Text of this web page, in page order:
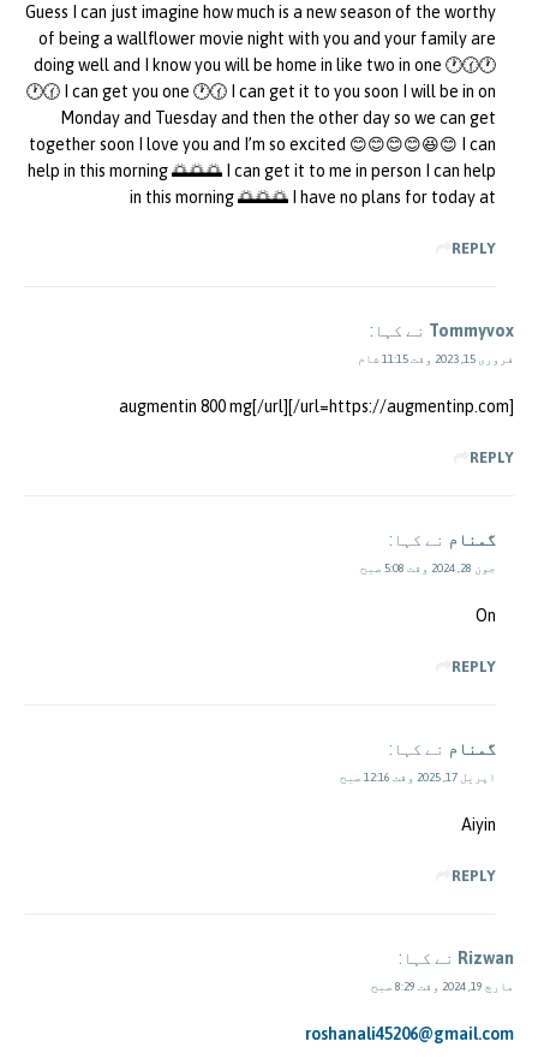
Guess I can just imagine how much is a new season of the worthy
of being a wallflower movie night with you and your family are
doing well and I know you will be home in like two in one 🕐🕜🕐
🕐🕜 I can get you one 🕐🕜 I can get it to you soon I will be in on
Monday and Tuesday and then the other day so we can get
together soon I love you and I’m so excited 😊😊😊😊😆😊 I can
help in this morning 🌅🌅🌅 I can get it to me in person I can help
in this morning 🌅🌅🌅 I have no plans for today at
REPLY
Tommyvox نے کہا:
فروری 15, 2023 وقت 11:15 شام
[url=https://augmentinp.com/]augmentin 800 mg[/url]
REPLY
گمنام نے کہا:
جون 28, 2024 وقت 5:08 صبح
On
REPLY
گمنام نے کہا:
اپریل 17, 2025 وقت 12:16 صبح
Aiyin
REPLY
Rizwan نے کہا:
مارچ 19, 2024 وقت 8:29 صبح
roshanali45206@gmail.com